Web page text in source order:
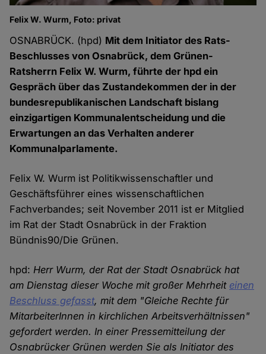
Felix W. Wurm, Foto: privat
OSNABRÜCK. (hpd) Mit dem Initiator des Rats-
Beschlusses von Osnabrück, dem Grünen-
Ratsherrn Felix W. Wurm, führte der hpd ein
Gespräch über das Zustandekommen der in der
bundesrepublikanischen Landschaft bislang
einzigartigen Kommunalentscheidung und die
Erwartungen an das Verhalten anderer
Kommunalparlamente.
Felix W. Wurm ist Politikwissenschaftler und
Geschäftsführer eines wissenschaftlichen
Fachverbandes; seit November 2011 ist er Mitglied
im Rat der Stadt Osnabrück in der Fraktion
Bündnis90/Die Grünen.
hpd:Herr Wurm, der Rat der Stadt Osnabrück hat
am Dienstag dieser Woche mit großer Mehrheit einen
Beschluss gefasst, mit dem "Gleiche Rechte für
MitarbeiterInnen in kirchlichen Arbeitsverhältnissen"
gefordert werden. In einer Pressemitteilung der
Osnabrücker Grünen werden Sie als Initiator des